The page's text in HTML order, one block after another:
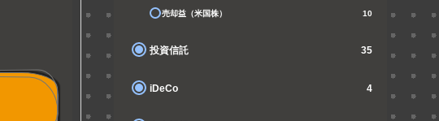
売却益（米国株） 10
投資信託 35
iDeCo 4